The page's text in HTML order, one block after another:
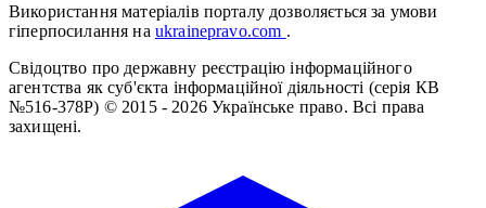
Використання матеріалів порталу дозволяється за умови
гіперпосилання на ukrainepravo.com .
Свідоцтво про державну реєстрацію інформаційного
агентства як суб'єкта інформаційної діяльності (серія КВ
№516-378Р) © 2015 - 2026 Українське право. Всі права
захищені.